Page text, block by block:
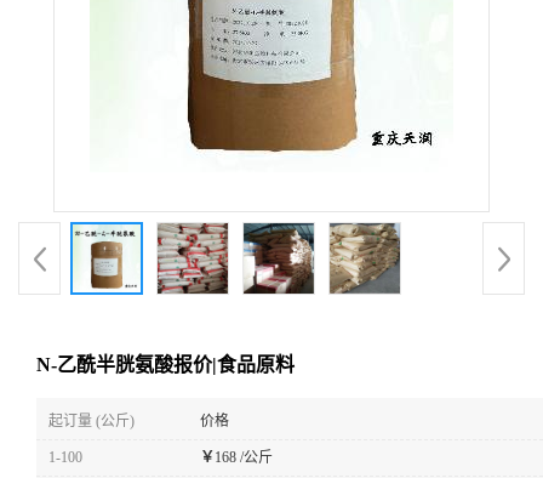
N-乙酰半胱氨酸报价|食品原料
起订量 (公斤) 价格
1-100 ￥168 /公斤